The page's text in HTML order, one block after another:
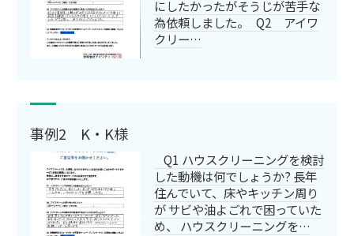
にしたかったがそうじが苦手な
為依頼しました。 Q2 アイワ
クリー…
事例2 K・K様
Q1 ハウスクリーニングを検討
した動機は何でしょうか? 長年
住んでいて、床やキッチン周り
が サビや油よごれで困っていた
め、 ハウスクリーニングを…